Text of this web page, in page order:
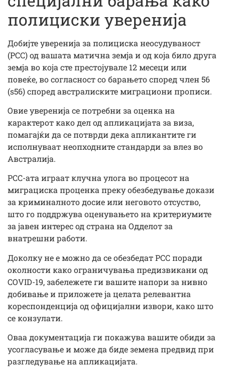
полициски уверенија
Добијте уверенија за полициска неосудуваност
(PCC) од вашата матична земја и од која било друга
земја во која сте престојувале 12 месеци или
повеќе, во согласност со барањето според член 56
(s56) според австралиските миграциони прописи.
Овие уверенија се потребни за оценка на
карактерот како дел од апликацијата за виза,
помагајќи да се потврди дека апликантите ги
исполнуваат неопходните стандарди за влез во
Австралија.
PCC-ата играат клучна улога во процесот на
миграциска проценка преку обезбедување докази
за криминалното досие или неговото отсуство,
што го поддржува оценувањето на критериумите
за јавен интерес од страна на Одделот за
внатрешни работи.
Доколку не е можно да се обезбедат PCC поради
околности како ограничувања предизвикани од
COVID-19, забележете ги вашите напори за нивно
добивање и приложете ја целата релевантна
кореспонденција од официјални извори, како што
се конзулати.
Оваа документација ги покажува вашите обиди за
усогласување и може да биде земена предвид при
разгледување на апликацијата.